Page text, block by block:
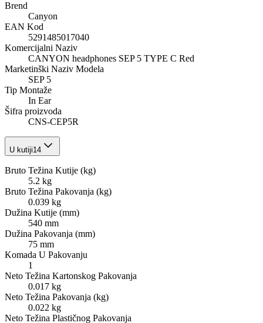
Brend
Canyon
EAN Kod
5291485017040
Komercijalni Naziv
CANYON headphones SEP 5 TYPE C Red
Marketinški Naziv Modela
SEP 5
Tip Montaže
In Ear
Šifra proizvoda
CNS-CEP5R
U kutiji14
Bruto Težina Kutije (kg)
5.2 kg
Bruto Težina Pakovanja (kg)
0.039 kg
Dužina Kutije (mm)
540 mm
Dužina Pakovanja (mm)
75 mm
Komada U Pakovanju
1
Neto Težina Kartonskog Pakovanja
0.017 kg
Neto Težina Pakovanja (kg)
0.022 kg
Neto Težina Plastičnog Pakovanja